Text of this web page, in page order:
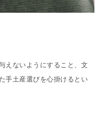
えないようにすること、文
手土産選びを心掛けるとい